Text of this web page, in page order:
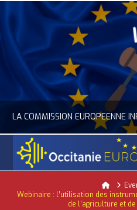
ACTUALITÉ DE L'UNION EUROPÉENNE, ACTUALITÉ DE LA
Home
Webinaire : l’utilisation des
de l’agriculture et